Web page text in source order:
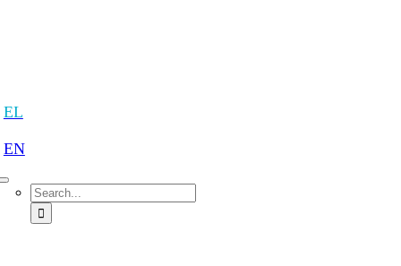
EL
EN
Search
for: